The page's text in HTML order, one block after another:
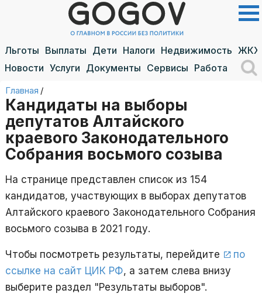
Льготы Выплаты Дети Налоги Недвижимость ЖКХ
Новости Услуги Документы Сервисы Работа
Главная /
Кандидаты на выборы
депутатов Алтайского
краевого Законодательного
Собрания восьмого созыва
На странице представлен список из 154
кандидатов, участвующих в выборах депутатов
Алтайского краевого Законодательного Собрания
восьмого созыва в 2021 году.
Чтобы посмотреть результаты, перейдите
по
ссылке на сайт ЦИК РФ, а затем слева внизу
выберите раздел "Результаты выборов".